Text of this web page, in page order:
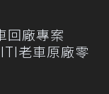
回廠專案
老車原廠零